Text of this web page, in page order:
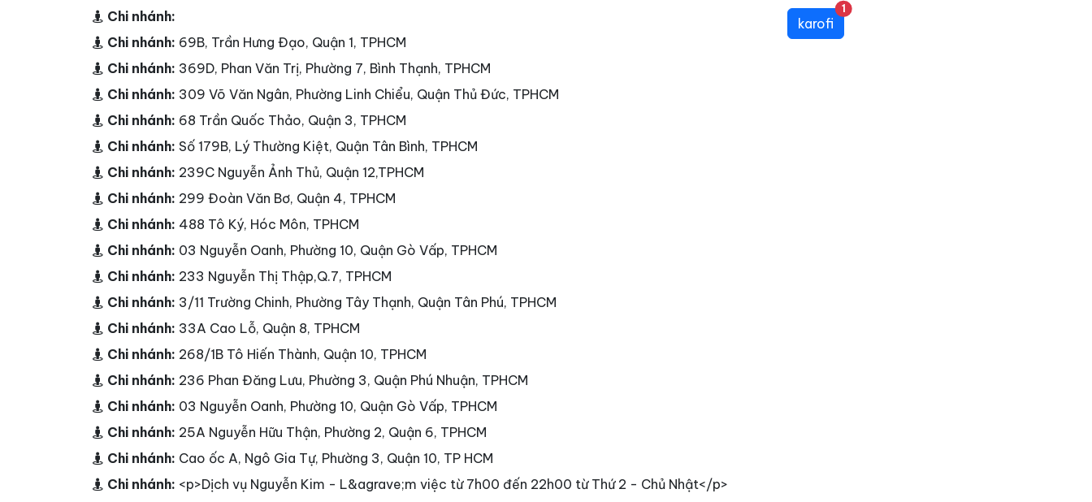
Chi nhánh:
Chi nhánh: 69B, Trần Hưng Đạo, Quận 1, TPHCM
Chi nhánh: 369D, Phan Văn Trị, Phường 7, Bình Thạnh, TPHCM
Chi nhánh: 309 Võ Văn Ngân, Phường Linh Chiểu, Quận Thủ Đức, TPHCM
Chi nhánh: 68 Trần Quốc Thảo, Quận 3, TPHCM
Chi nhánh: Số 179B, Lý Thường Kiệt, Quận Tân Bình, TPHCM
Chi nhánh: 239C Nguyễn Ảnh Thủ, Quận 12,TPHCM
Chi nhánh: 299 Đoàn Văn Bơ, Quận 4, TPHCM
Chi nhánh: 488 Tô Ký, Hóc Môn, TPHCM
Chi nhánh: 03 Nguyễn Oanh, Phường 10, Quận Gò Vấp, TPHCM
Chi nhánh: 233 Nguyễn Thị Thập,Q.7, TPHCM
Chi nhánh: 3/11 Trường Chinh, Phường Tây Thạnh, Quận Tân Phú, TPHCM
Chi nhánh: 33A Cao Lỗ, Quận 8, TPHCM
Chi nhánh: 268/1B Tô Hiến Thành, Quận 10, TPHCM
Chi nhánh: 236 Phan Đăng Lưu, Phường 3, Quận Phú Nhuận, TPHCM
Chi nhánh: 03 Nguyễn Oanh, Phường 10, Quận Gò Vấp, TPHCM
Chi nhánh: 25A Nguyễn Hữu Thận, Phường 2, Quận 6, TPHCM
Chi nhánh: Cao ốc A, Ngô Gia Tự, Phường 3, Quận 10, TP HCM
Chi nhánh: <p>Dịch vụ Nguyễn Kim - L&agrave;m việc từ 7h00 đến 22h00 từ Thứ 2 - Chủ Nhật</p>
karofi
1unread messages